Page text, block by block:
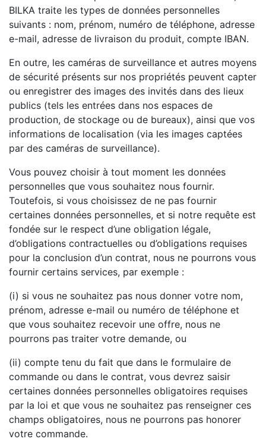
BILKA traite les types de données personnelles
suivants : nom, prénom, numéro de téléphone, adresse
e-mail, adresse de livraison du produit, compte IBAN.
En outre, les caméras de surveillance et autres moyens
de sécurité présents sur nos propriétés peuvent capter
ou enregistrer des images des invités dans des lieux
publics (tels les entrées dans nos espaces de
production, de stockage ou de bureaux), ainsi que vos
informations de localisation (via les images captées
par des caméras de surveillance).
Vous pouvez choisir à tout moment les données
personnelles que vous souhaitez nous fournir.
Toutefois, si vous choisissez de ne pas fournir
certaines données personnelles, et si notre requête est
fondée sur le respect d’une obligation légale,
d’obligations contractuelles ou d’obligations requises
pour la conclusion d’un contrat, nous ne pourrons vous
fournir certains services, par exemple :
(i) si vous ne souhaitez pas nous donner votre nom,
prénom, adresse e-mail ou numéro de téléphone et
que vous souhaitez recevoir une offre, nous ne
pourrons pas traiter votre demande, ou
(ii) compte tenu du fait que dans le formulaire de
commande ou dans le contrat, vous devrez saisir
certaines données personnelles obligatoires requises
par la loi et que vous ne souhaitez pas renseigner ces
champs obligatoires, nous ne pourrons pas honorer
votre commande.